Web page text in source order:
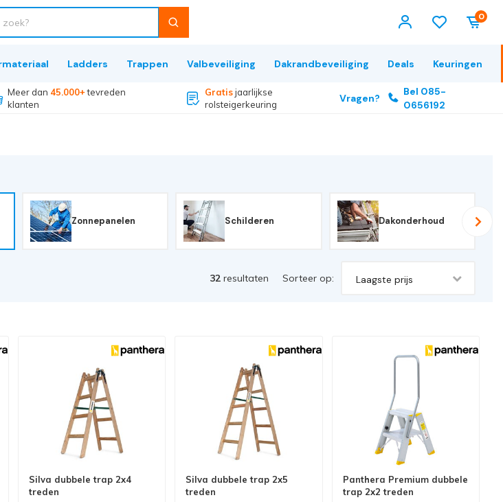
0
Ladders Trappen Valbeveiliging Dakrandbeveiliging Deals Keuringen
Meer dan 45.000+tevreden
klanten
Gratisjaarlijkse
rolsteigerkeuring
Vragen?
Bel 085-
0656192
Zonnepanelen Schilderen Dakonderhoud
32 resultaten Sorteer op: Laagste prijs
Silva dubbele trap 2x4
treden
Silva dubbele trap 2x5
treden
Panthera Premium dubbele
trap 2x2 treden